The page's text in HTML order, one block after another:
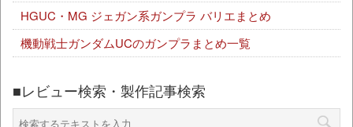
HGUC・MG ジェガン系ガンプラ バリエまとめ
機動戦士ガンダムUCのガンプラまとめ一覧
■レビュー検索・製作記事検索